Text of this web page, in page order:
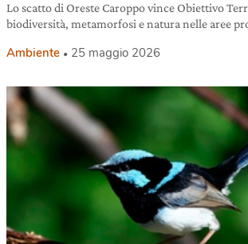
Lo scatto di Oreste Caroppo vince Obiettivo
biodiversità, metamorfosi e natura nelle aree
Ambiente 25 maggio 2026